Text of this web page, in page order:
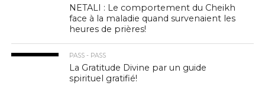
NETALI : Le comportement du Cheikh
face à la maladie quand survenaient les
heures de prières!
PASS - PASS
La Gratitude Divine par un guide
spirituel gratifié!